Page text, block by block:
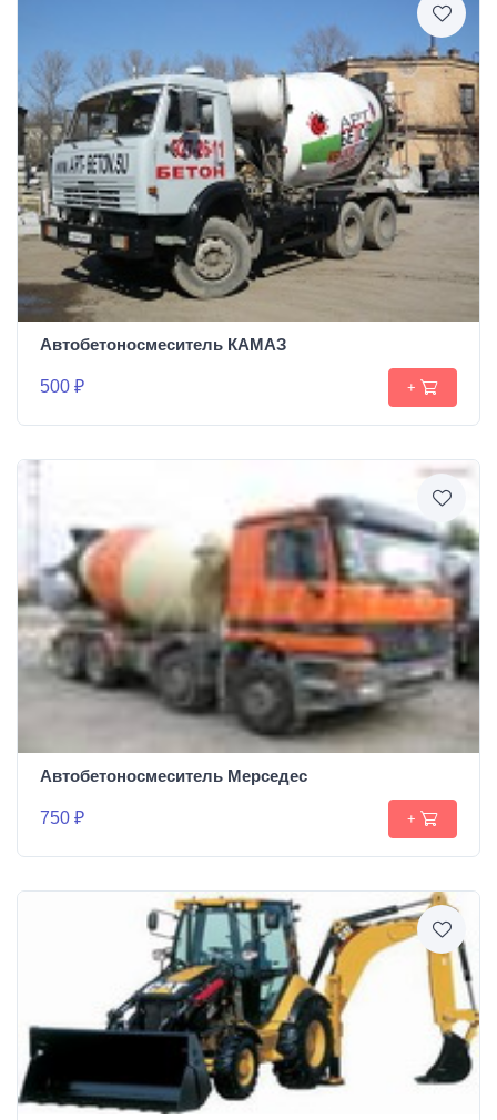
Автобетоносмеситель КАМАЗ
500 ₽ +
Автобетоносмеситель Мерседес
750 ₽ +